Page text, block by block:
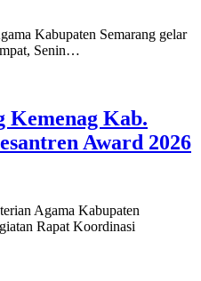
Kabupaten Semarang gelar
Senin…
Kemenag Kab.
Award 2026
Agama Kabupaten
Rapat Koordinasi